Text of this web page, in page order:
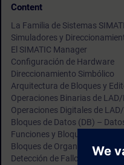
Content
La Familia de Sistemas
Simuladores y
El SIMATIC Manager
Configuración de Hardware
Direccionamiento Simbólico
Arquitectura de Bloques y
Operaciones Binarias de LAD/
Operaciones Digitales de
Bloques de Datos (DB) –
Funciones y Bloques de
Bloques de Organización
Detección de Fallos